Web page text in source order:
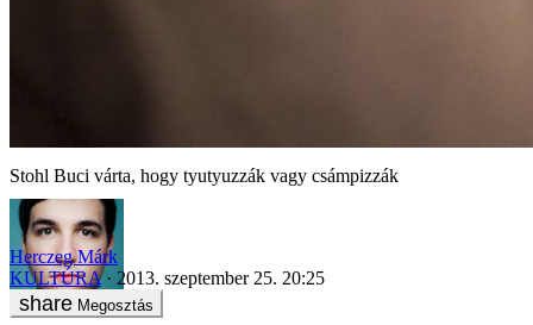
Stohl Buci várta, hogy tyutyuzzák vagy csámpizzák
Herczeg Márk
KULTÚRA
2013. szeptember 25. 20:25
Megosztás